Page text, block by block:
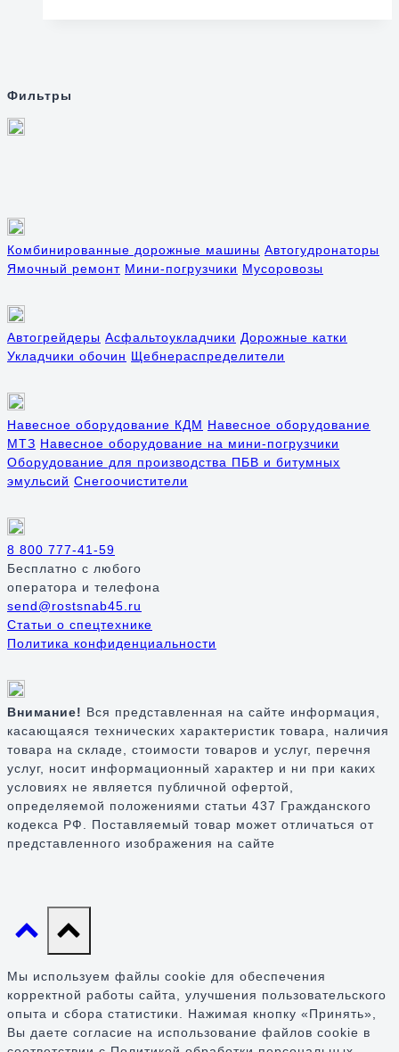
Фильтры
Комбинированные дорожные машины Автогудронаторы
Ямочный ремонт Мини-погрузчики Мусоровозы
Автогрейдеры Асфальтоукладчики Дорожные катки
Укладчики обочин Щебнераспределители
Навесное оборудование КДМ Навесное оборудование
МТЗ Навесное оборудование на мини-погрузчики
Оборудование для производства ПБВ и битумных
эмульсий Снегоочистители
8 800 777-41-59
Бесплатно с любого
оператора и телефона
send@rostsnab45.ru
Статьи о спецтехнике
Политика конфиденциальности
Внимание! Вся представленная на сайте информация,
касающаяся технических характеристик товара, наличия
товара на складе, стоимости товаров и услуг, перечня
услуг, носит информационный характер и ни при каких
условиях не является публичной офертой,
определяемой положениями статьи 437 Гражданского
кодекса РФ. Поставляемый товар может отличаться от
представленного изображения на сайте
Мы используем файлы cookie для обеспечения
корректной работы сайта, улучшения пользовательского
опыта и сбора статистики. Нажимая кнопку «Принять»,
Вы даете согласие на использование файлов cookie в